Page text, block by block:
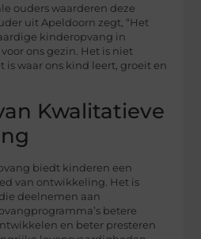
ouders waarderen deze
uit Apeldoorn zegt, “Het
kinderopvang in
ons gezin. Het is niet
is waar ons kind leert, groeit en
Kwalitatieve
biedt kinderen een
van ontwikkeling. Het is
deelnemen aan
betere
en beter presteren